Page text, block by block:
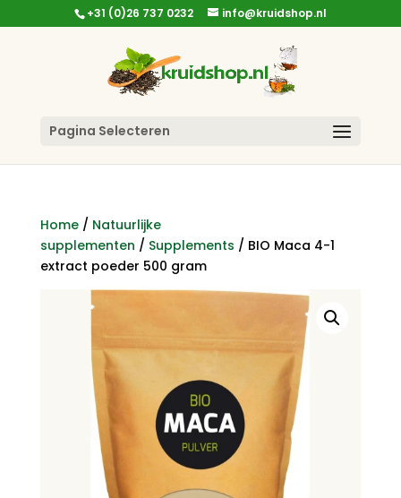
+31 (0)26 737 0232 info@kruidshop.nl
Pagina Selecteren
Home/ Natuurlijke
supplementen / Supplements / BIO Maca 4-1
extract poeder 500 gram